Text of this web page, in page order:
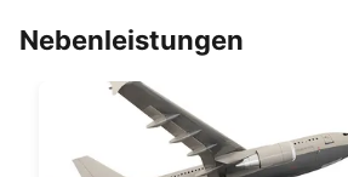
Nebenleistungen